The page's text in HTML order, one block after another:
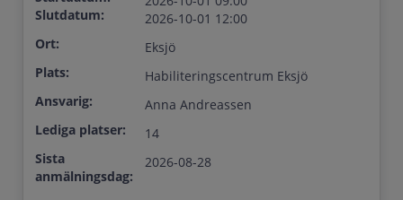
Slutdatum:
2026-10-01 12:00
Ort:
Eksjö
Plats:
Habiliteringscentrum Eksjö
Ansvarig:
Anna Andreassen
Lediga platser:
14
Sista
anmälningsdag:
2026-08-28